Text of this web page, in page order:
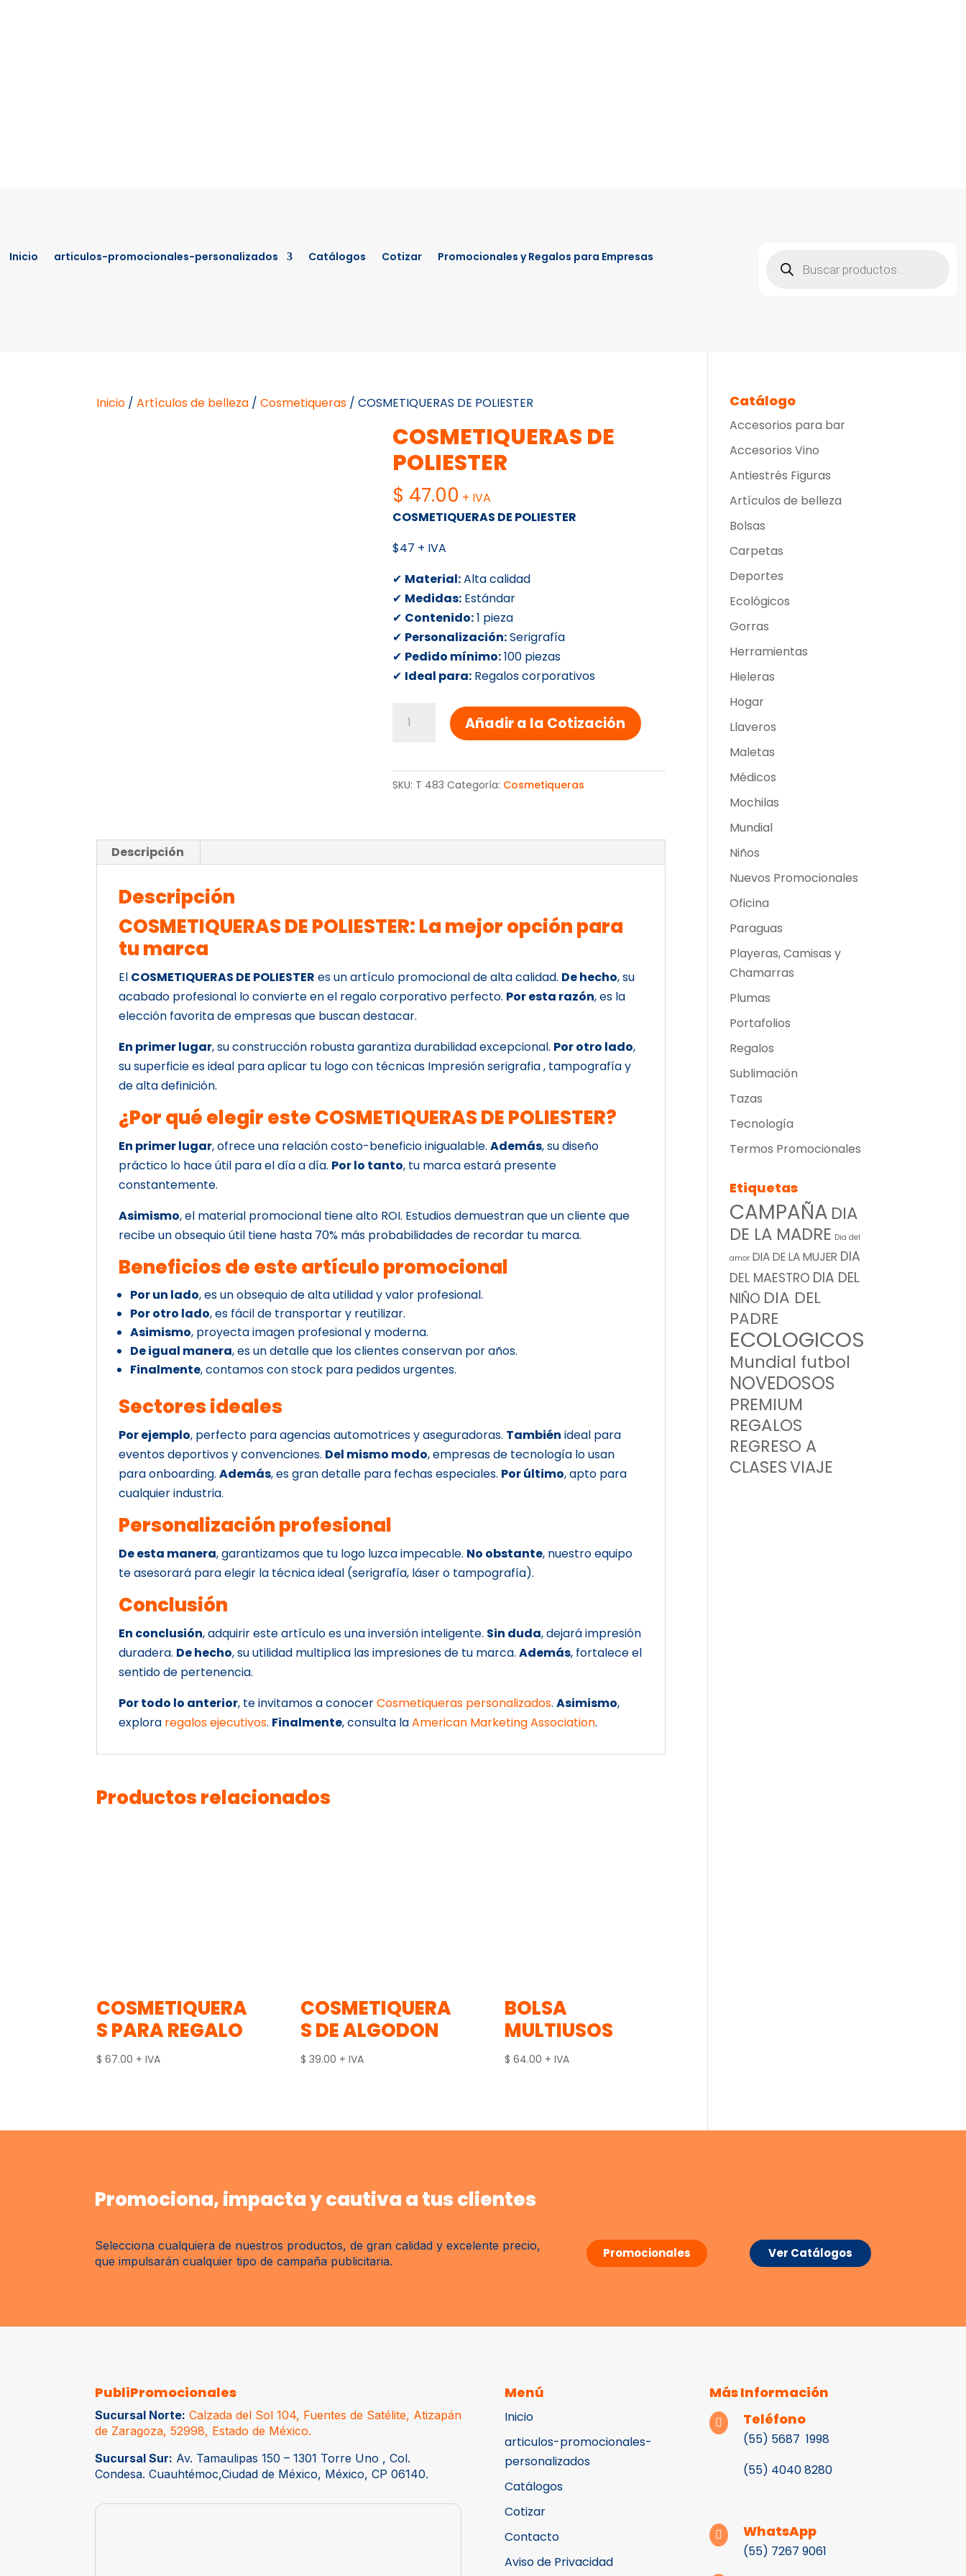
Inicio articulos-promocionales-personalizados Catálogos Cotizar Promocionales y Regalos para Empresas
productos
Inicio /Artículos de belleza /Cosmetiqueras / COSMETIQUERAS DE POLIESTER
COSMETIQUERAS DE
POLIESTER
$ 47.00 + IVA
COSMETIQUERAS DE POLIESTER
$47 + IVA
✔ Material:Alta calidad
✔ Medidas: Estándar
✔ Contenido:1 pieza
✔ Personalización:Serigrafía
✔ Pedido mínimo:100 piezas
✔ Ideal para: Regalos corporativos
COSMETIQUERAS
cantidad
Añadir a la Cotización
SKU: T 483 Categoría: Cosmetiqueras
Descripción
Descripción
COSMETIQUERAS DE POLIESTER: La mejor opción para
tu marca
El COSMETIQUERAS DE POLIESTER es un artículo promocional de alta calidad. De hecho, su
acabado profesional lo convierte en el regalo corporativo perfecto. Por esta razón, es la
elección favorita de empresas que buscan destacar.
En primer lugar, su construcción robusta garantiza durabilidad excepcional. Por otro lado,
su superficie es ideal para aplicar tu logo con técnicas Impresión serigrafia , tampografía y
de alta definición.
¿Por qué elegir este COSMETIQUERAS DE POLIESTER?
En primer lugar, ofrece una relación costo-beneficio inigualable.Además, su diseño
práctico lo hace útil para el día a día. Por lo tanto, tu marca estará presente
constantemente.
Asimismo, el material promocional tiene alto ROI. Estudios demuestran que un cliente que
recibe un obsequio útil tiene hasta 70% más probabilidades de recordar tu marca.
Beneficios de este artículo promocional
Por un lado, es un obsequio de alta utilidad y valor profesional.
Por otro lado, es fácil de transportar y reutilizar.
Asimismo, proyecta imagen profesional y moderna.
De igual manera, es un detalle que los clientes conservan por años.
Finalmente, contamos con stock para pedidos urgentes.
Sectores ideales
Por ejemplo, perfecto para agencias automotrices y aseguradoras. También ideal para
eventos deportivos y convenciones. Del mismo modo, empresas de tecnología lo usan
para onboarding.Además, es gran detalle para fechas especiales. Por último, apto para
cualquier industria.
Personalización profesional
De esta manera, garantizamos que tu logo luzca impecable. No obstante, nuestro equipo
te asesorará para elegir la técnica ideal (serigrafía, láser o tampografía).
Conclusión
En conclusión, adquirir este artículo es una inversión inteligente. Sin duda, dejará impresión
duradera. De hecho, su utilidad multiplica las impresiones de tu marca.Además, fortalece el
sentido de pertenencia.
Por todo lo anterior, te invitamos a conocerCosmetiqueras personalizados.Asimismo,
explora regalos ejecutivos. Finalmente, consulta laAmerican Marketing Association.
Productos relacionados
COSMETIQUERA
S PARA REGALO
$ 67.00 + IVA
COSMETIQUERA
S DE ALGODON
$ 39.00 + IVA
BOLSA
MULTIUSOS
$ 64.00 + IVA
Catálogo
Accesorios para bar
Accesorios Vino
Antiestrés Figuras
Artículos de belleza
Bolsas
Carpetas
Deportes
Ecológicos
Gorras
Herramientas
Hieleras
Hogar
Llaveros
Maletas
Médicos
Mochilas
Mundial
Niños
Nuevos Promocionales
Oficina
Paraguas
Playeras, Camisas y
Chamarras
Plumas
Portafolios
Regalos
Sublimación
Tazas
Tecnología
Termos Promocionales
Etiquetas
CAMPAÑA DIA
DE LA MADRE Dia del
amor DIA DE LA MUJER DIA
DEL MAESTRO DIA DEL
NIÑO DIA DEL
PADRE
ECOLOGICOS
Mundial futbol
NOVEDOSOS
PREMIUM
REGALOS
REGRESO A
CLASESVIAJE
Promociona, impacta y cautiva a tus clientes
Selecciona cualquiera de nuestros productos, de gran calidad y excelente precio,
que impulsarán cualquier tipo de campaña publicitaria.
Promocionales Ver Catálogos
PubliPromocionales
Sucursal Norte: Calzada del Sol 104, Fuentes de Satélite, Atizapán
de Zaragoza, 52998, Estado de México.
Sucursal Sur: Av. Tamaulipas 150 – 1301 Torre Uno , Col.
Condesa. Cuauhtémoc,Ciudad de México, México, CP 06140.
Menú
Inicio
articulos-promocionales-
personalizados
Catálogos
Cotizar
Contacto
Aviso de Privacidad
Más Información
 Teléfono
(55) 5687 1998
(55) 4040 8280
 WhatsApp
(55) 7267 9061